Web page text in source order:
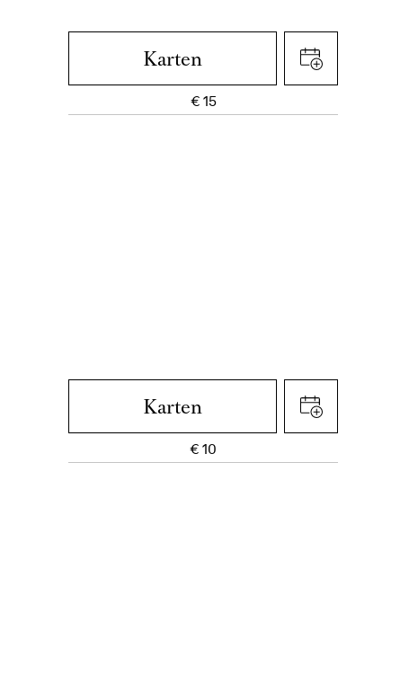
Karten
€ 15
Karten
€10